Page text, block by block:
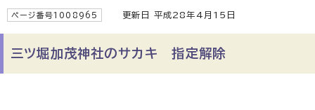
ページ番号1008965 更新日 平成28年4月15日
三ツ堀加茂神社のサカキ 指定解除